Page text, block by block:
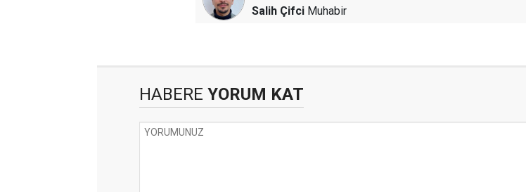
Salih Çifci Muhabir
HABERE YORUM KAT